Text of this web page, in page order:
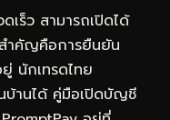
เร็ว สามารถเปิดได้
ำคัญคือการยืนยัน
นักเทรดไทย
นบ้านได้ คู่มือเปิดบัญชี